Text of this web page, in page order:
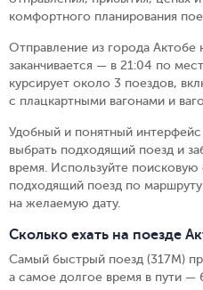
комфортного планирования
Отправление из города Актобе
заканчивается — в 21:04 по
курсирует около 3 поездов,
с плацкартными вагонами и
Удобный и понятный
выбрать подходящий поезд и
время. Используйте
подходящий поезд по
на желаемую дату.
Сколько ехать на поезде
Самый быстрый поезд (317М)
а самое долгое время в пути —